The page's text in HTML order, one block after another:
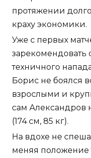
протяжении
краху экономики.
Уже с первых
зарекомендовать
техничного
Борис не боялся
взрослыми и
сам Александров
(174 см, 85 кг).
На вдохе не
меняя положение